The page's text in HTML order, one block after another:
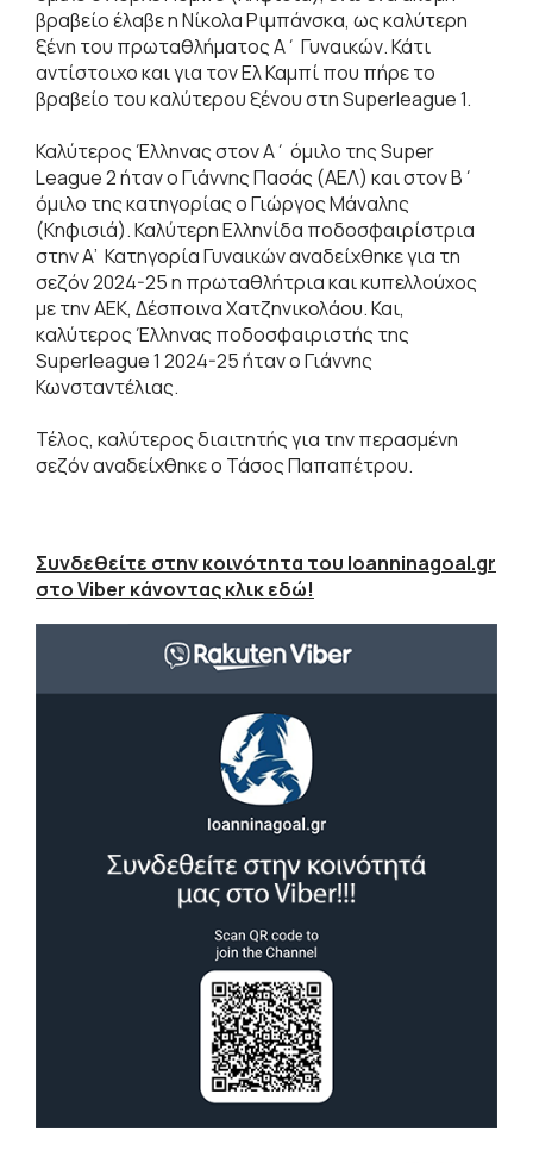
βραβείο έλαβε η Νίκολα Ριμπάνσκα, ως καλύτερη
ξένη του πρωταθλήματος Α΄ Γυναικών. Κάτι
αντίστοιχο και για τον Ελ Καμπί που πήρε το
βραβείο του καλύτερου ξένου στη Superleague 1.
Καλύτερος Έλληνας στον Α΄ όμιλο της Super
League 2 ήταν ο Γιάννης Πασάς (ΑΕΛ) και στον Β΄
όμιλο της κατηγορίας ο Γιώργος Μάναλης
(Κηφισιά). Καλύτερη Ελληνίδα ποδοσφαιρίστρια
στην Α’ Κατηγορία Γυναικών αναδείχθηκε για τη
σεζόν 2024-25 η πρωταθλήτρια και κυπελλούχος
με την ΑΕΚ, Δέσποινα Χατζηνικολάου. Και,
καλύτερος Έλληνας ποδοσφαιριστής της
Superleague 1 2024-25 ήταν ο Γιάννης
Κωνσταντέλιας.
Τέλος, καλύτερος διαιτητής για την περασμένη
σεζόν αναδείχθηκε ο Τάσος Παπαπέτρου.
Συνδεθείτε στην κοινότητα του Ioanninagoal.gr
στο Viber κάνοντας κλικ εδώ!